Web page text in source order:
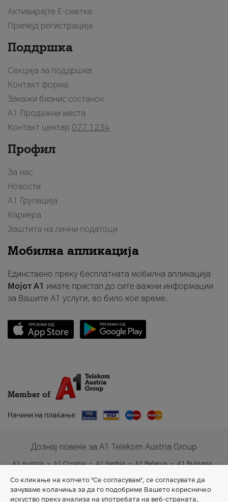
Активирајте Е-сметка
Припејд регистрација
Поддршка
Секција за поддршка
Контакт форма
Закажи бизнис состанок
A1 Продажни места
Контакт центар 077 1234
Профил
За нас
Новости
А1 Групација
Кариера
Заштита на лични податоци
Мобилна апликација
Единствено преку бесплатната мобилна апликација
Мојот A1 имате пристап до сите важни информации
за Вашите A1 услуги, во било кое време.
Member of
Начини на плаќање
Дознај повеќе за A1 Telekom Austria Group
A1 Austria A1 Croatia A1 Serbia A1 Belarus
A1 Bulgaria
Со кликање на копчето "Се согласувам", се согласувате да
зачуваме колачиња за да го подобриме Вашето корисничко
искуство преку анализа на употребата на веб-страната,